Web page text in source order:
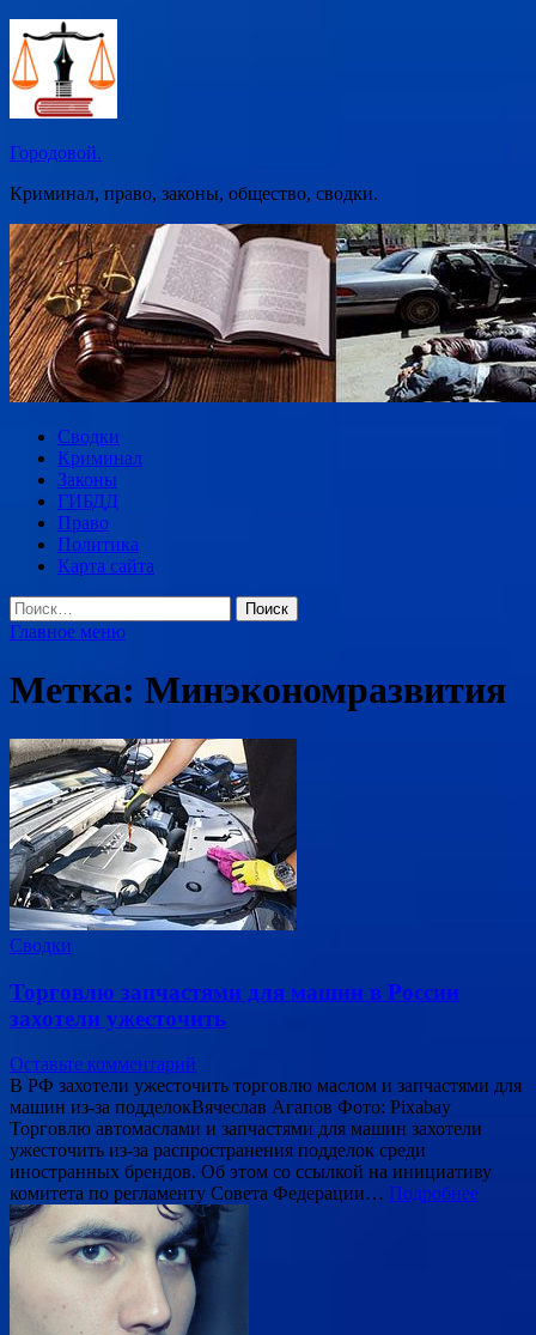
Перейти
содержимому
Городовой.
Криминал, право, законы, общество, сводки.
Сводки
Криминал
Законы
ГИБДД
Право
Политика
Карта сайта
Найти:
Главное меню
Метка: Минэкономразвития
Сводки
Торговлю запчастями для машин в России
захотели ужесточить
Оставьте комментарий
В РФ захотели ужесточить торговлю маслом и запчастями для
машин из-за подделокВячеслав Агапов Фото: Pixabay
Торговлю автомаслами и запчастями для машин захотели
ужесточить из-за распространения подделок среди
иностранных брендов. Об этом со ссылкой на инициативу
комитета по регламенту Совета Федерации… Подробнее